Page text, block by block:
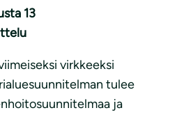
13
virkkeeksi
tulee
ja